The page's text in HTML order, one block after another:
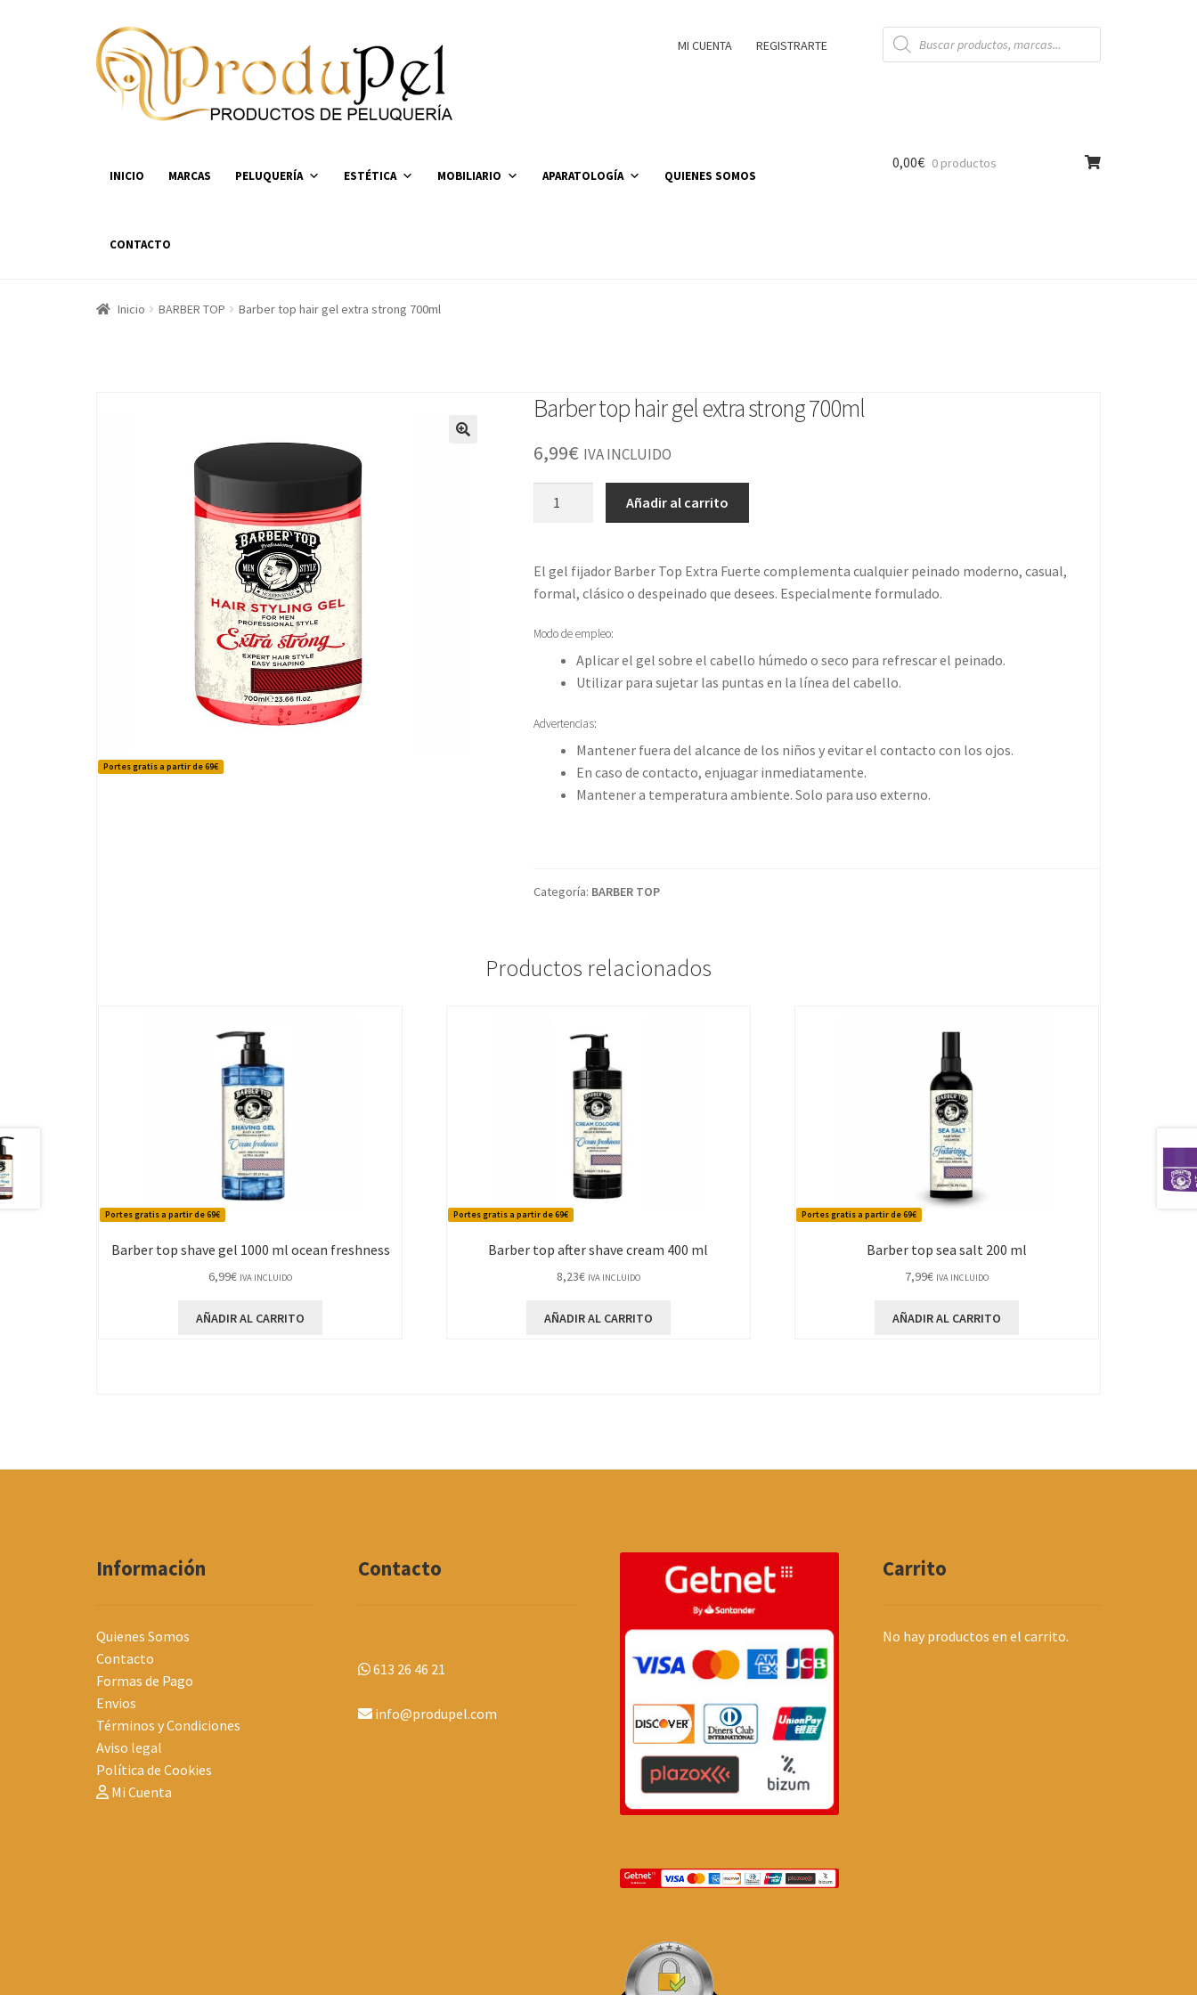
Ir
a
la
navegación
Ir
al
contenido
MI CUENTA REGISTRARTE
Búsqueda
de
productos
INICIO MARCAS PELUQUERÍA ESTÉTICA MOBILIARIO APARATOLOGÍA QUIENES SOMOS
CONTACTO
0,00€ 0 productos
Inicio BARBER TOP Barber top hair gel extra strong 700ml
Portes gratis a partir de 69€
Barber top hair gel extra strong 700ml
6,99€ IVA INCLUIDO
extra
strong
700ml
Añadir al carrito
El gel fijador Barber Top Extra Fuerte complementa cualquier peinado moderno, casual,
formal, clásico o despeinado que desees. Especialmente formulado.
Modo de empleo:
Aplicar el gel sobre el cabello húmedo o seco para refrescar el peinado.
Utilizar para sujetar las puntas en la línea del cabello.
Advertencias:
Mantener fuera del alcance de los niños y evitar el contacto con los ojos.
En caso de contacto, enjuagar inmediatamente.
Mantener a temperatura ambiente. Solo para uso externo.
Categoría: BARBER TOP
Productos relacionados
Portes gratis a partir de 69€
Barber top shave gel 1000 ml ocean freshness
6,99€ IVA INCLUIDO
AÑADIR AL CARRITO
Portes gratis a partir de 69€
Barber top after shave cream 400 ml
8,23€ IVA INCLUIDO
AÑADIR AL CARRITO
Portes gratis a partir de 69€
Barber top sea salt 200 ml
7,99€ IVA INCLUIDO
AÑADIR AL CARRITO
Información
Quienes Somos
Contacto
Formas de Pago
Envios
Términos y Condiciones
Aviso legal
Política de Cookies
Mi Cuenta
Contacto
613 26 46 21
info@produpel.com
Carrito
No hay productos en el carrito.